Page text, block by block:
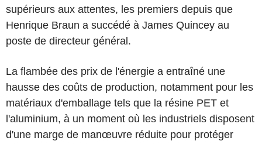
supérieurs aux attentes, les premiers depuis que
Henrique Braun a succédé à James Quincey au
poste de directeur général.
La flambée des prix de l'énergie a entraîné une
hausse des coûts de production, notamment pour les
matériaux d'emballage tels que la résine PET et
l'aluminium, à un moment où les industriels disposent
d'une marge de manœuvre réduite pour protéger